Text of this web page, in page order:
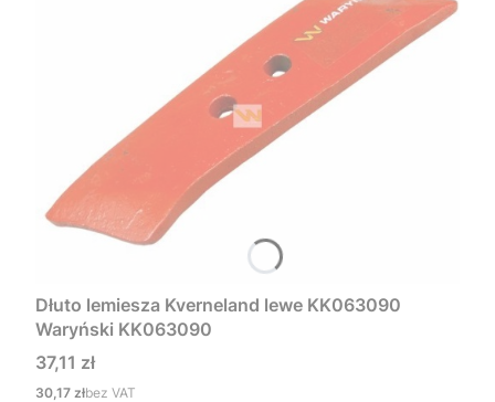
Dłuto lemiesza Kverneland lewe KK063090
Waryński KK063090
Cena
37,11 zł
Cena
30,17 złbez VAT